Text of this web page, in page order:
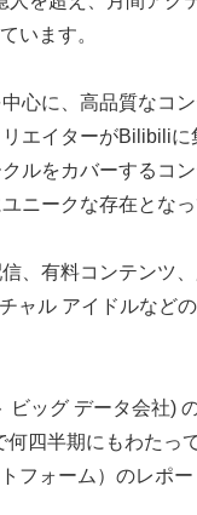
います。
心に、高品質なコ
エイターがBilibili
ルをカバーするコ
ニークな存在となっ
、有料コンテンツ
ャル アイドルなど
ッグ データ会社)
四半期にもわたっ
フォーム）のレポ